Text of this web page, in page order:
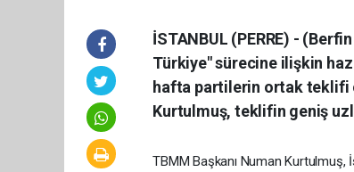
İSTANBUL (PERRE) -
Türkiye" sürecine ilişkin
hafta partilerin ortak teklifi
Kurtulmuş, teklifin geniş
TBMM Başkanı Numan Kurtulmuş,